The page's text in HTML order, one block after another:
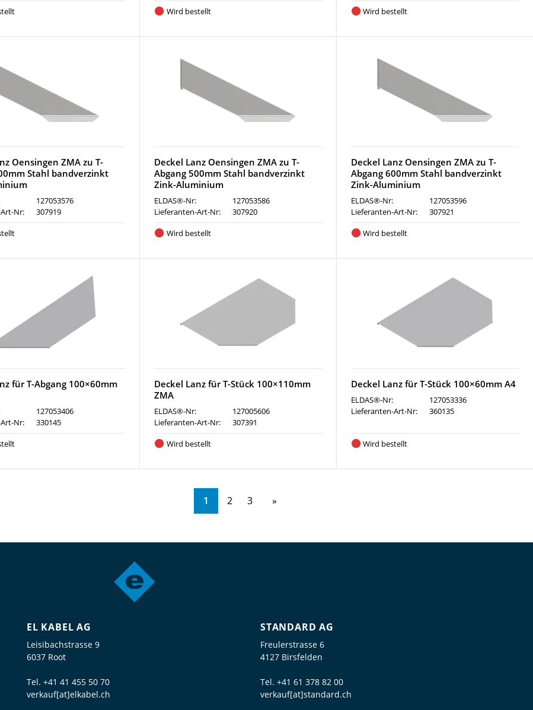
Wird bestellt
Wird bestellt
Oensingen ZMA zu T-
Stahl bandverzinkt
127053576
Nr:
307919
Deckel Lanz Oensingen ZMA zu T-
Abgang 500mm Stahl bandverzinkt
Zink-Aluminium
ELDAS®-Nr:
127053586
Lieferanten-Art-Nr:
307920
Wird bestellt
Deckel Lanz Oensingen ZMA zu T-
Abgang 600mm Stahl bandverzinkt
Zink-Aluminium
ELDAS®-Nr:
127053596
Lieferanten-Art-Nr:
307921
Wird bestellt
für T-Abgang 100×60mm
127053406
Nr:
330145
Deckel Lanz für T-Stück 100×110mm
ZMA
ELDAS®-Nr:
127005606
Lieferanten-Art-Nr:
307391
Wird bestellt
Deckel Lanz für T-Stück 100×60mm A4
ELDAS®-Nr:
127053336
Lieferanten-Art-Nr:
360135
Wird bestellt
1 2 3
EL KABEL AG
Leisibachstrasse 9
6037 Root
Tel. +41 41 455 50 70
verkauf[at]elkabel.ch
STANDARD AG
Freulerstrasse 6
4127 Birsfelden
Tel. +41 61 378 82 00
verkauf[at]standard.ch